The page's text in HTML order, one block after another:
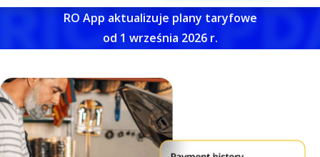
RO App aktualizuje plany taryfowe
od 1 września 2026 r.